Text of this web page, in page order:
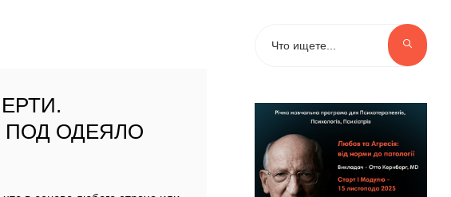
ПОД ОДЕЯЛО